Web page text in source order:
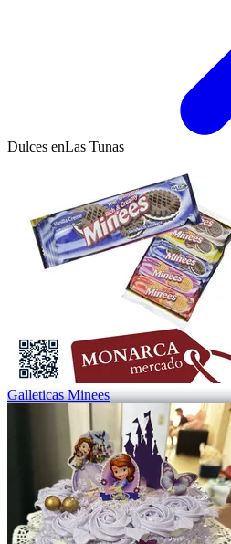
Dulces enLas Tunas
Galleticas Minees